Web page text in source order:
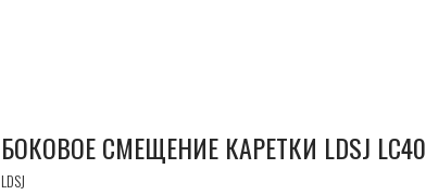
БОКОВОЕ СМЕЩЕНИЕ КАРЕТКИ LDSJ LC40
LDSJ